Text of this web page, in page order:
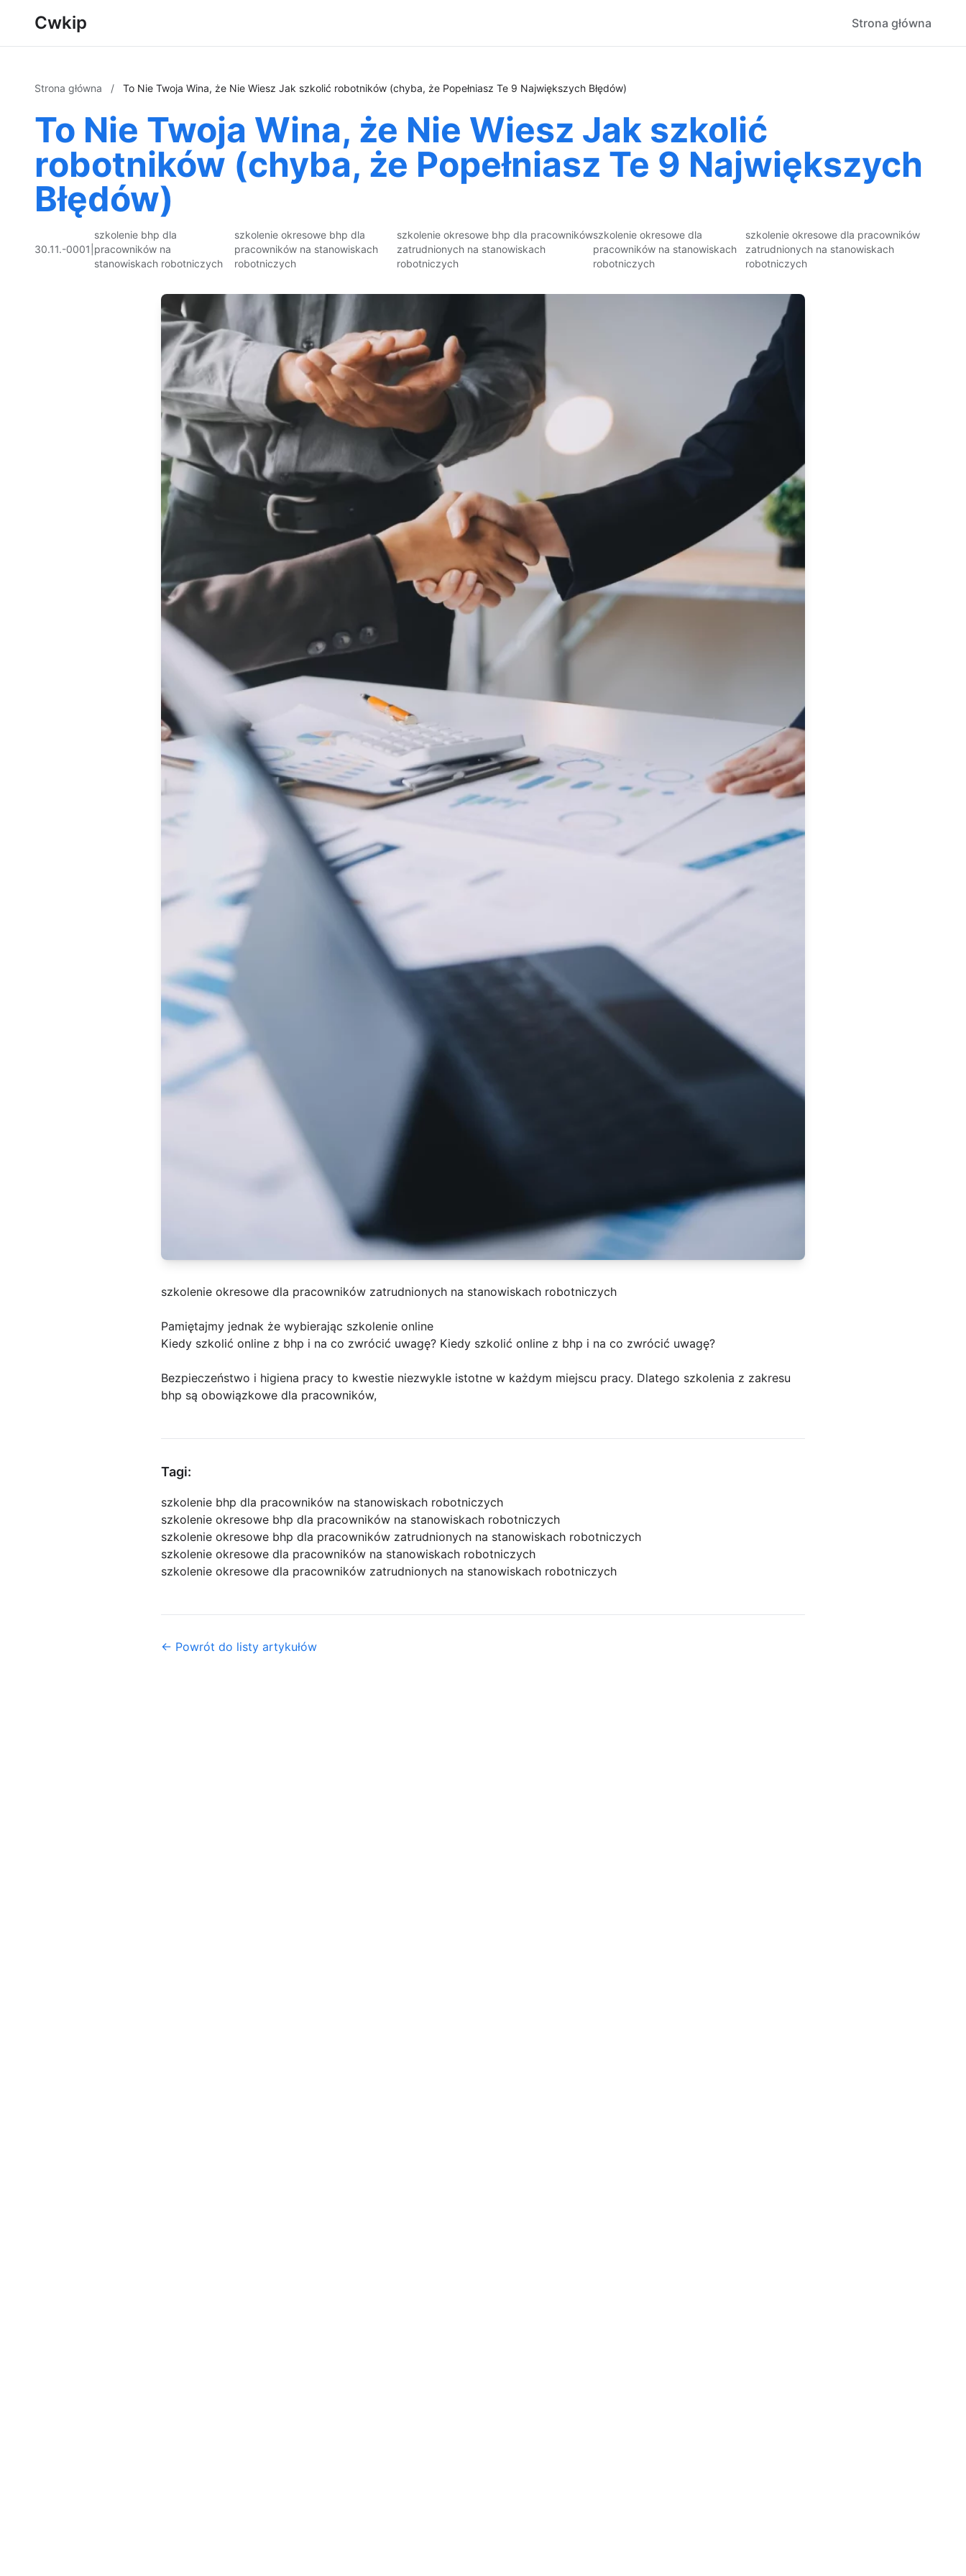
Cwkip Strona główna
Strona główna / To Nie Twoja Wina, że Nie Wiesz Jak szkolić robotników (chyba, że Popełniasz Te 9 Największych Błędów)
To Nie Twoja Wina, że Nie Wiesz Jak szkolić
robotników (chyba, że Popełniasz Te 9 Największych
Błędów)
30.11.-0001
szkolenie bhp dla
pracowników na
stanowiskach robotniczych
szkolenie okresowe bhp dla
pracowników na stanowiskach
robotniczych
szkolenie okresowe bhp dla pracowników
zatrudnionych na stanowiskach
robotniczych
szkolenie okresowe dla
pracowników na stanowiskach
robotniczych
szkolenie okresowe dla pracowników
zatrudnionych na stanowiskach
robotniczych
szkolenie okresowe dla pracowników zatrudnionych na stanowiskach robotniczych
Pamiętajmy jednak że wybierając szkolenie online
Kiedy szkolić online z bhp i na co zwrócić uwagę? Kiedy szkolić online z bhp i na co zwrócić uwagę?
Bezpieczeństwo i higiena pracy to kwestie niezwykle istotne w każdym miejscu pracy. Dlatego szkolenia z zakresu
bhp są obowiązkowe dla pracowników,
Tagi:
szkolenie bhp dla pracowników na stanowiskach robotniczych
szkolenie okresowe bhp dla pracowników na stanowiskach robotniczych
szkolenie okresowe bhp dla pracowników zatrudnionych na stanowiskach robotniczych
szkolenie okresowe dla pracowników na stanowiskach robotniczych
szkolenie okresowe dla pracowników zatrudnionych na stanowiskach robotniczych
← Powrót do listy artykułów